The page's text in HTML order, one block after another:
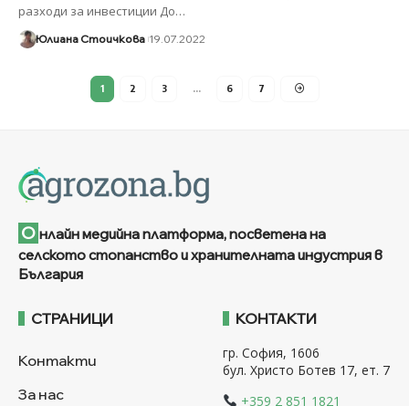
разходи за инвестиции До…
Юлиана Стоичкова 19.07.2022
1 2 3 … 6 7
О нлайн медийна платформа, посветена на
селското стопанство и хранителната индустрия в
България
СТРАНИЦИ
Контакти
За нас
КОНТАКТИ
гр. София, 1606
бул. Христо Ботев 17, ет. 7
+359 2 851 1821